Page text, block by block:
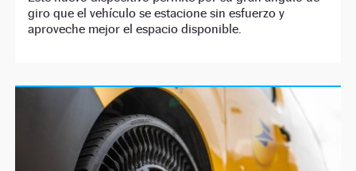
giro que el vehículo se estacione sin esfuerzo y
aproveche mejor el espacio disponible.